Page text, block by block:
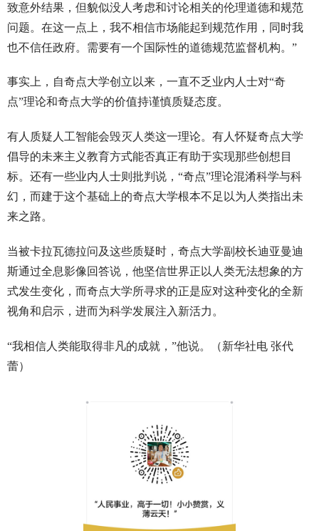
致意外结果，但貌似没人考虑和讨论相关的伦理道德和规范
问题。在这一点上，我不相信市场能起到规范作用，同时我
也不信任政府。需要有一个国际性的道德规范监督机构。”
事实上，自奇点大学创立以来，一直不乏业内人士对“奇
点”理论和奇点大学的价值持谨慎质疑态度。
有人质疑人工智能会毁灭人类这一理论。有人怀疑奇点大学
倡导的未来主义教育方式能否真正有助于实现那些创想目
标。还有一些业内人士则批判说，“奇点”理论混淆科学与科
幻，而建于这个基础上的奇点大学根本不足以为人类指出未
来之路。
当被卡拉瓦德拉问及这些质疑时，奇点大学副校长迪亚曼迪
斯通过全息影像回答说，他坚信世界正以人类无法想象的方
式发生变化，而奇点大学所寻求的正是应对这种变化的全新
视角和启示，进而为科学发展注入新活力。
“我相信人类能取得非凡的成就，”他说。（新华社电 张代
蕾）